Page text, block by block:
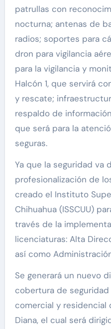
patrullas con
nocturna; antenas de
radios; soportes para
dron para vigilancia
para la vigilancia y
Halcón 1, que servirá
y rescate;
respaldo de
que será para la
seguras.
Ya que la seguridad va
profesionalización de
creado el Instituto
Chihuahua (ISSCUU)
través de la
licenciaturas: Alta
así como
Se generará un nuevo
cobertura de
comercial y
Diana, el cual será